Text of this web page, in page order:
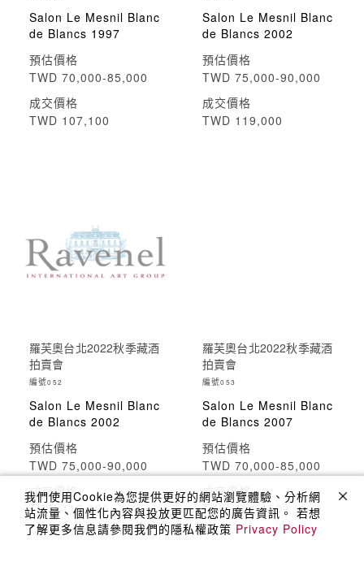
Salon Le Mesnil Blanc
de Blancs 1997
預估價格
TWD 70,000-85,000
成交價格
TWD 107,100
Salon Le Mesnil Blanc
de Blancs 2002
預估價格
TWD 75,000-90,000
成交價格
TWD 119,000
羅芙奧台北2022秋季藏酒
拍賣會
編號052
Salon Le Mesnil Blanc
de Blancs 2002
預估價格
TWD 75,000-90,000
成交價格
TWD 119,000
羅芙奧台北2022秋季藏酒
拍賣會
編號053
Salon Le Mesnil Blanc
de Blancs 2007
預估價格
TWD 70,000-85,000
成交價格
TWD 101,150
我們使用Cookie為您提供更好的網站瀏覽體驗、分析網
站流量、個性化內容與投放更匹配您的廣告資訊。 若想
了解更多信息請參閱我們的隱私權政策 Privacy Policy